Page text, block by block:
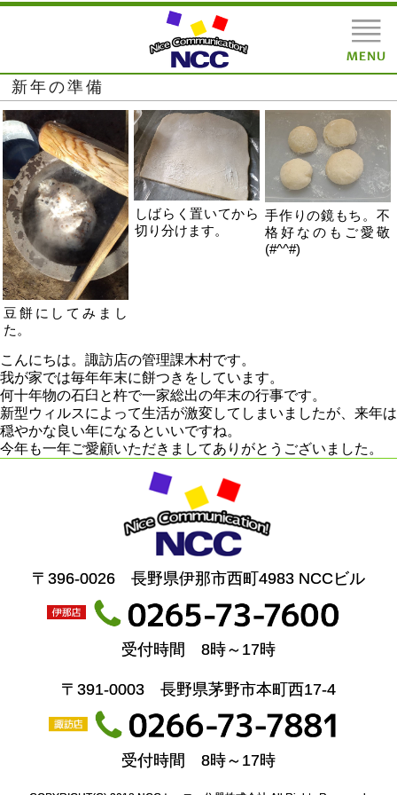
新年の準備
豆餅にしてみまし
た。
しばらく置いてから
切り分けます。
手作りの鏡もち。不
格好なのもご愛敬
(#^^#)
こんにちは。諏訪店の管理課木村です。
我が家では毎年年末に餅つきをしています。
何十年物の石臼と杵で一家総出の年末の行事です。
新型ウィルスによって生活が激変してしまいましたが、来年は
穏やかな良い年になるといいですね。
今年も一年ご愛顧いただきましてありがとうございました。
〒396-0026 長野県伊那市西町4983 NCCビル
受付時間 8時～17時
〒391-0003 長野県茅野市本町西17-4
受付時間 8時～17時